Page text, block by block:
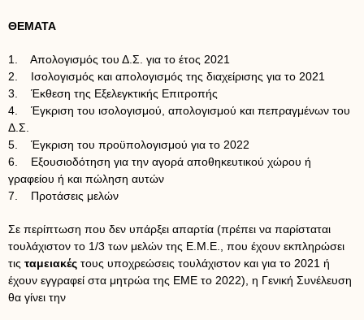
ΘΕΜΑΤΑ
1. Απολογισμός του Δ.Σ. για το έτος 2021
2. Ισολογισμός και απολογισμός της διαχείρισης για το 2021
3. Έκθεση της Εξελεγκτικής Επιτροπής
4. Έγκριση του ισολογισμού, απολογισμού και πεπραγμένων του
Δ.Σ.
5. Έγκριση του προϋπολογισμού για το 2022
6. Εξουσιοδότηση για την αγορά αποθηκευτικού χώρου ή
γραφείου ή και πώληση αυτών
7. Προτάσεις μελών
Σε περίπτωση που δεν υπάρξει απαρτία (πρέπει να παρίσταται
τουλάχιστον το 1/3 των μελών της Ε.Μ.Ε., που έχουν εκπληρώσει
τις ταμειακές τους υποχρεώσεις τουλάχιστον και για το 2021 ή
έχουν εγγραφεί στα μητρώα της ΕΜΕ το 2022), η Γενική Συνέλευση
θα γίνει την